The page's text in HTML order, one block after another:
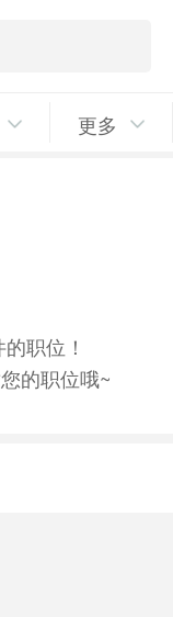
更多
职位！
的职位哦~